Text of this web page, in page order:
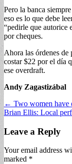
Pero la banca
eso es lo que debe
“pedirle que autorice
por cheques.
Ahora las órdenes de
costar $22 por el día
ese overdraft.
Andy Zagastizábal
Post
navigation
← Two women have
Brian Ellis: Local
Leave a Reply
Your email address
marked *